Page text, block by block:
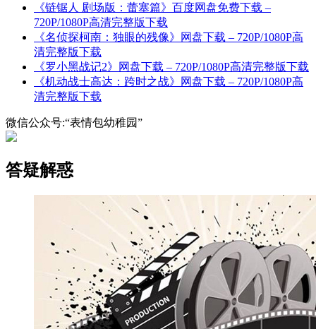
《链锯人 剧场版：蕾塞篇》百度网盘免费下载 –
720P/1080P高清完整版下载
《名侦探柯南：独眼的残像》网盘下载 – 720P/1080P高
清完整版下载
《罗小黑战记2》网盘下载 – 720P/1080P高清完整版下载
《机动战士高达：跨时之战》网盘下载 – 720P/1080P高
清完整版下载
微信公众号:“表情包幼稚园”
答疑解惑